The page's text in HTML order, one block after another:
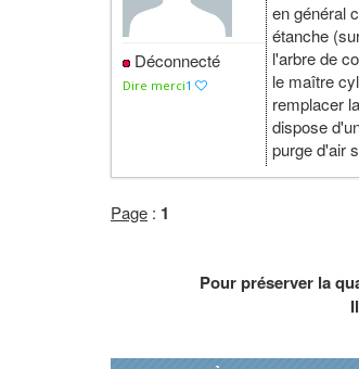
Déconnecté
Dire merci1
en général
étanche
l'arbre de
le maître
remplacer
dispose
purge d'air
Page : 1
Pour préserver la